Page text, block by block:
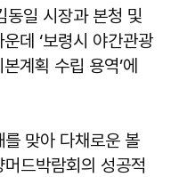
동일 시장과 본청 및
데 ‘보령시 야간관광
계획 수립 용역’에
맞아 다채로운 볼
드박람회의 성공적